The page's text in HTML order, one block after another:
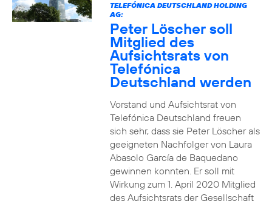
TELEFÓNICA DEUTSCHLAND HOLDING
AG:
Peter Löscher soll
Mitglied des
Aufsichtsrats von
Telefónica
Deutschland werden
Vorstand und Aufsichtsrat von
Telefónica Deutschland freuen
sich sehr, dass sie Peter Löscher als
geeigneten Nachfolger von Laura
Abasolo García de Baquedano
gewinnen konnten. Er soll mit
Wirkung zum 1. April 2020 Mitglied
des Aufsichtsrats der Gesellschaft